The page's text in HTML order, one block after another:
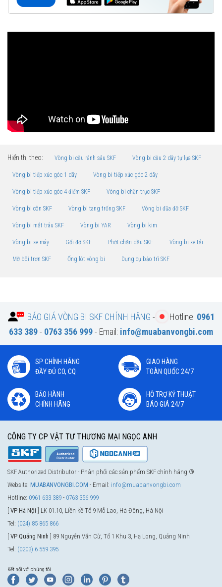
Hiển thị theo: Vòng bi cầu rãnh sâu SKF Vòng bi cầu 2 dãy tự lựa SKF
Vòng bi tiếp xúc góc 1 dãy Vòng bi tiếp xúc góc 2 dãy
Vòng bi tiếp xúc góc 4 điểm SKF Vòng bi chặn trục SKF
Vòng bi côn SKF Vòng bi tang trống SKF Vòng bi đũa đỡ SKF
Vòng bi mắt trâu SKF Vòng bi YAR Vòng bi kim
Vòng bi xe máy Gối đỡ SKF Phớt chặn dầu SKF Vòng bi xe tải
Mỡ bôi trơn SKF Ống lót vòng bi Dụng cụ bảo trì SKF
BÁO GIÁ VÒNG BI SKF CHÍNH HÃNG - Hotline: 0961
633 389- 0763 356 999- Email: info@muabanvongbi.com
SP CHÍNH HÃNG
ĐẦY ĐỦ CO, CQ
GIAO HÀNG
TOÀN QUỐC 24/7
BẢO HÀNH
CHÍNH HÃNG
HỖ TRỢ KỸ THUẬT
BÁO GIÁ 24/7
CÔNG TY CP VẬT TƯ THƯƠNG MẠI NGỌC ANH
SKF Authorized Distributor - Phân phối các sản phẩm SKF chính hãng ®
Website: MUABANVONGBI.COM - Email: info@muabanvongbi.com
Hotline: 0961 633 389 - 0763 356 999
VP Hà Nội ] LK 01.10, Liền kề Tổ 9 Mỗ Lao, Hà Đông, Hà Nội
Tel: (024) 85 865 866
VP Quảng Ninh ] 89 Nguyễn Văn Cừ, Tổ 1 Khu 3, Hạ Long, Quảng Ninh
Tel: (0203) 6 559 395
Kết nối với chúng tôi